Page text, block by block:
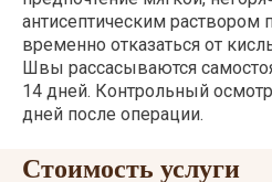
антисептическим раствором
временно отказаться от
Швы рассасываются
14 дней. Контрольный
дней после операции.
Стоимость услуги